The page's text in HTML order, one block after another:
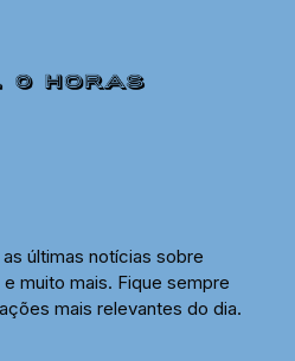
últimas notícias sobre
muito mais. Fique sempre
mais relevantes do dia.